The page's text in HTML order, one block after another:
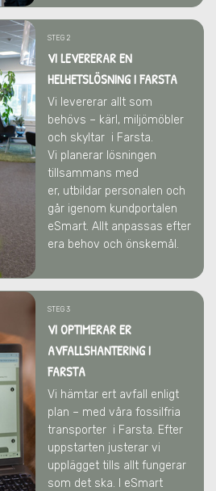
STEG 2
VI LEVERERAR EN
HELHETSLÖSNING I FARSTA
Vi levererar allt som
behövs – kärl, miljömöbler
och skyltar i Farsta.
Vi planerar lösningen
tillsammans med
er, utbildar personalen och
går igenom kundportalen
eSmart. Allt anpassas efter
era behov och önskemål.
STEG 3
VI OPTIMERAR ER
AVFALLSHANTERINGI
FARSTA
Vi hämtar ert avfall enligt
plan – med våra fossilfria
transporter i Farsta. Efter
uppstarten justerar vi
upplägget tills allt fungerar
som det ska. I eSmart